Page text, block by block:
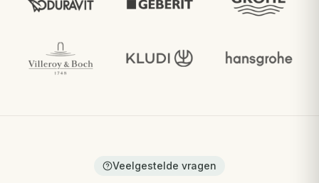
Veelgestelde vragen